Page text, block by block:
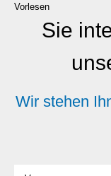
Vorlesen
Sie
Wir stehen